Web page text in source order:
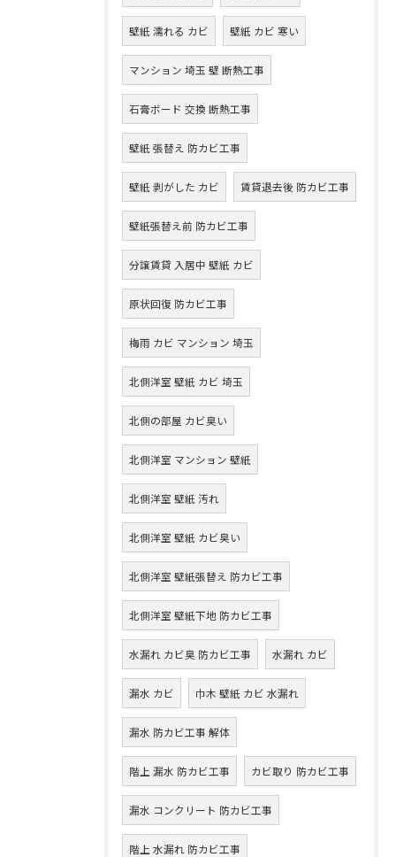
壁紙 濡れる カビ 壁紙 カビ 寒い
マンション 埼玉 壁 断熱工事
石膏ボード 交換 断熱工事
壁紙 張替え 防カビ工事
壁紙 剥がした カビ 賃貸退去後 防カビ工事
壁紙張替え前 防カビ工事
分譲賃貸 入居中 壁紙 カビ
原状回復 防カビ工事
梅雨 カビ マンション 埼玉
北側洋室 壁紙 カビ 埼玉
北側の部屋 カビ臭い
北側洋室 マンション 壁紙
北側洋室 壁紙 汚れ
北側洋室 壁紙 カビ臭い
北側洋室 壁紙張替え 防カビ工事
北側洋室 壁紙下地 防カビ工事
水漏れ カビ臭 防カビ工事 水漏れ カビ
漏水 カビ 巾木 壁紙 カビ 水漏れ
漏水 防カビ工事 解体
階上 漏水 防カビ工事 カビ取り 防カビ工事
漏水 コンクリート 防カビ工事
階上 水漏れ 防カビ工事